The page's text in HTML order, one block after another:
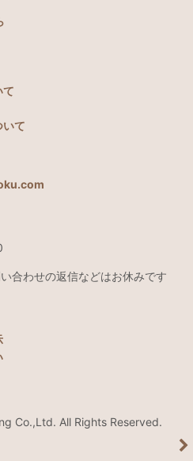
て
いて
合わせの返信などはお休みです
Co.,Ltd. All Rights Reserved.